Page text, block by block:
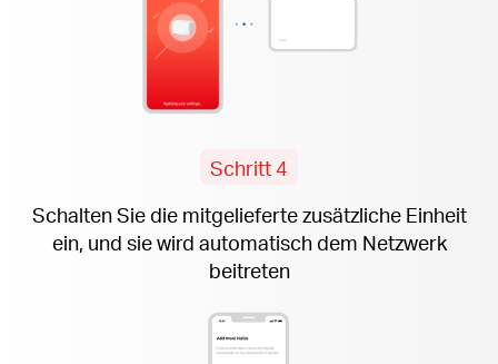
Schritt 4
Schalten Sie die mitgelieferte zusätzliche Einheit
ein, und sie wird automatisch dem Netzwerk
beitreten